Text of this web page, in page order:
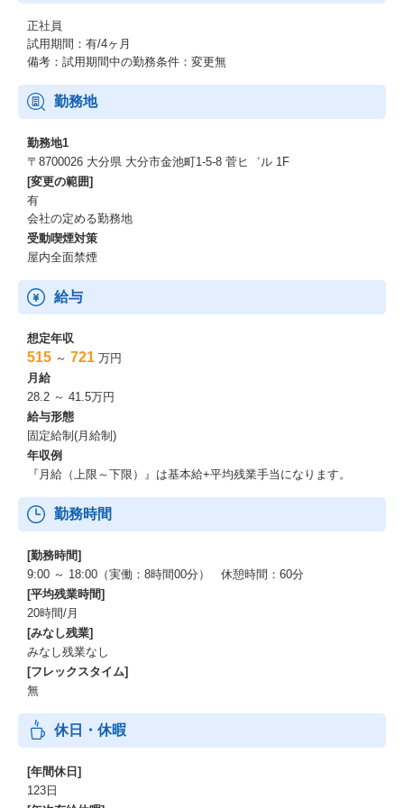
・『DX認定』取得(2022)
・ハラスメント撲滅宣言(2020/4～)
※他受賞情報は以下もご参考ください。
https://www.leopalace21.co.jp/sustainability/external-evaluation/ind
ex.html
正社員
試用期間：有/4ヶ月
備考：試用期間中の勤務条件：変更無
勤務地
勤務地1
〒8700026 大分県 大分市金池町1-5-8 菅ヒ゛ル 1F
[変更の範囲]
有
会社の定める勤務地
受動喫煙対策
屋内全面禁煙
給与
想定年収
515 ～ 721 万円
月給
28.2 ～ 41.5万円
給与形態
固定給制(月給制)
年収例
『月給（上限～下限）』は基本給+平均残業手当になります。
勤務時間
[勤務時間]
9:00 ～ 18:00（実働：8時間00分） 休憩時間：60分
[平均残業時間]
20時間/月
[みなし残業]
みなし残業なし
[フレックスタイム]
無
休日・休暇
[年間休日]
123日